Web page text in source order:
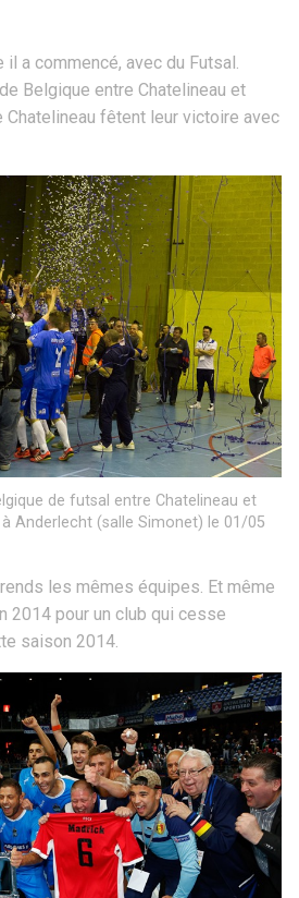
a commencé, avec du Futsal.
Belgique entre Chatelineau et
Chatelineau fêtent leur victoire avec
de futsal entre Chatelineau et
Anderlecht (salle Simonet) le 01/05
les mêmes équipes. Et même
2014 pour un club qui cesse
saison 2014.